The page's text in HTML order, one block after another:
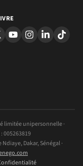
limitée unipersonnelle ·
: 005263819
Dakar, Sénégal ·